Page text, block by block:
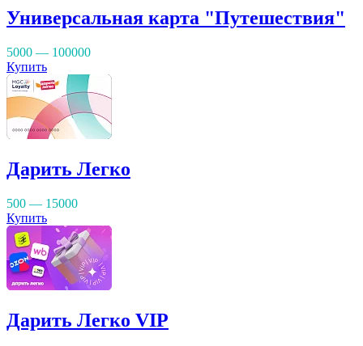
Универсальная карта "Путешествия"
5000 — 100000
Купить
Дарить Легко
500 — 15000
Купить
Дарить Легко VIP